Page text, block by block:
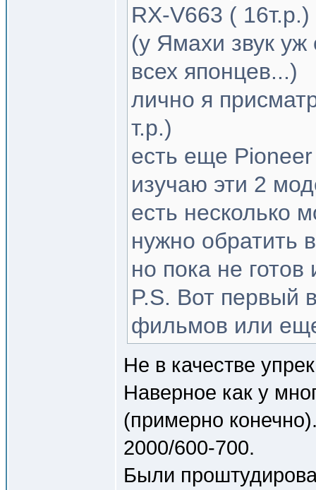
RX-V663 ( 16т.р.)
(у Ямахи звук
всех японцев...)
лично я
т.р.)
есть еще
изучаю эти 2
есть несколько
нужно обратить
но пока не готов
P.S. Вот первый
фильмов или
Не в качестве
Наверное как у
(примерно
2000/600-700.
Были